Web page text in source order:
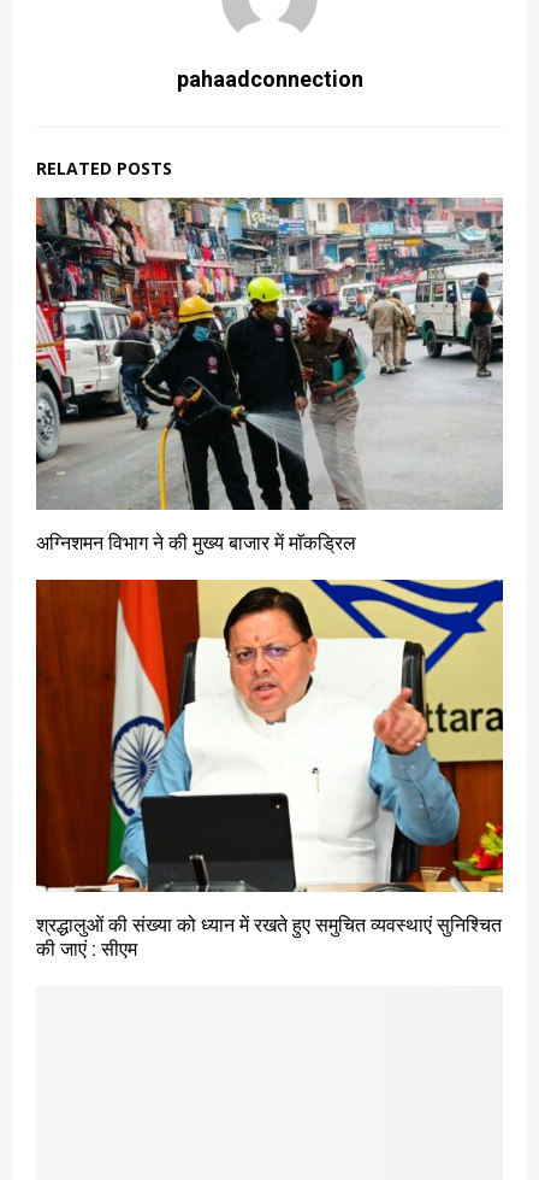
pahaadconnection
RELATED POSTS
अग्निशमन विभाग ने की मुख्य बाजार में माॅकड्रिल
श्रद्धालुओं की संख्या को ध्यान में रखते हुए समुचित व्यवस्थाएं सुनिश्चित
की जाएं : सीएम